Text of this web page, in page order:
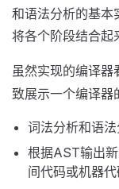
和语法分析的基
将各个阶段结合起
虽然实现的编译
致展示一个编译器
词法分析和语
根据AST输出
间代码或机器